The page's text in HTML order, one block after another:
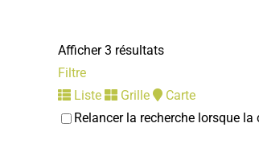
Afficher 3 résultats
Filtre
Liste
Grille
Carte
Relancer la recherche lorsque la